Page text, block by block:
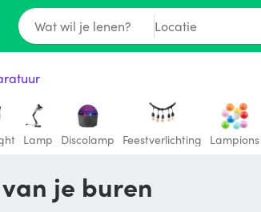
Wat wil je lenen? Locatie
Lamp Discolamp Feestverlichting Lampions
je buren